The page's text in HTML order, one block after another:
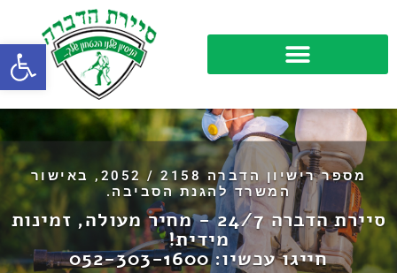
פתח
מספר רישיון הדברה 2158 / 2052, באישור
המשרד להגנת הסביבה.
סיירת הדברה 24/7 - מחיר מעולה, זמינות
מידית!
חייגו עכשיו:052-303-1600